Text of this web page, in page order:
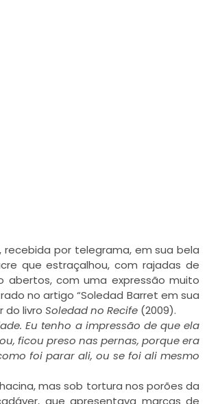
por telegrama, em sua bela
que estraçalhou, com rajadas de
abertos, com uma expressão muito
no artigo “Soledad Barret em sua
do livro Soledad no Recife(2009).
Eu tenho a impressão de que ela
ficou preso nas pernas, porque era
foi parar ali, ou se foi ali mesmo
mas sob tortura nos porões da
que apresentava marcas de